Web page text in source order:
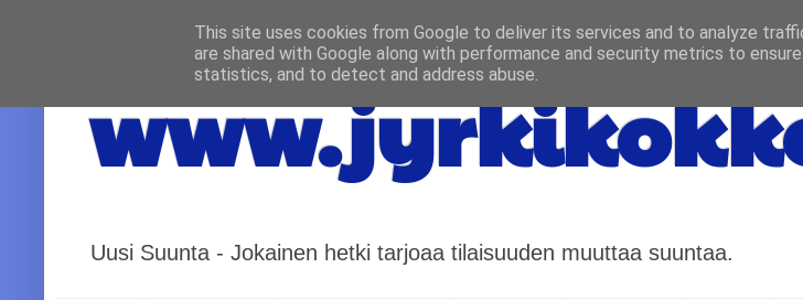
Uusi Suunta - Jokainen hetki tarjoaa tilaisuuden muuttaa suuntaa.
This site uses cookies from Google to deliver its services and to analyze
are shared with Google along with performance and security metrics to
statistics, and to detect and address abuse.